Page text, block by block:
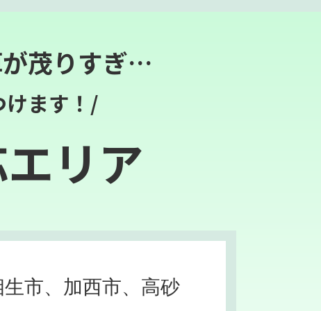
茂りすぎ…
ます！/
リア
市、加西市、高砂